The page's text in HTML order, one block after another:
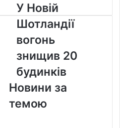
У
Новій
Шотландії
вогонь
знищив
20
будинків
У Новій
Шотландії
вогонь
знищив 20
будинків
Новини за
темою